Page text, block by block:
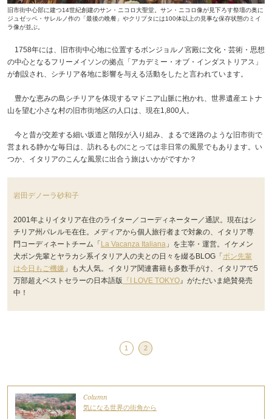
旧市街中心部に建つ14世紀創建のサン・ニコロ大聖堂。サン・ニコロ像が見下ろす祭壇の奥に
ジュゼッペ・サレルノ作の「最後の晩餐」やクリプタには100体以上の見事な保存状態のミイ
ラ像が並ぶ。
1758年には、旧市街中心地に位置するボンジョルノ宮殿に文化・芸術・思想
の中心となるフリーメイソンの拠点「アカデミー・オブ・インダストリアス」
が創設され、シチリア各地に影響を与える活動をしたと言われています。
豊かな恵みの島シチリアを体現するマドニア山脈に抱かれ、世界遺産エトナ
山を望む小さな村の旧市街地区の人口は、現在1,800人。
今と昔が交差する細い坂道と階段が入り組み、まるで迷路のような旧市街で
営まれる静かな毎日は、訪れるものにとっては非日常の風景でもあります。い
つか、イタリアのこんな風景に出合う旅はいかがですか？
岩田デノーラ砂和子
2001年よりイタリア在住のライター／コーディネーター／通訳。現在はシ
チリア州パレルモ在住。メディアから個人旅行者まで対象の、イタリア専
門コーディネートチーム「La Vacanza Italiana 」を主宰・運営。イケメン
犬ボン先輩とヤラカシ系イタリア人の夫との日々を綴るBLOG「ボン先輩
は今日もご機嫌 」も大人気。イタリア関連書籍も多数手がけ、イタリアで5
万部超えベストセラーの日本語版 『I LOVE TOKYO』がただいま絶賛発売
中！
1 2
Column
気になる世界の街角から